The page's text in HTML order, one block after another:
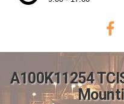
A100K11254